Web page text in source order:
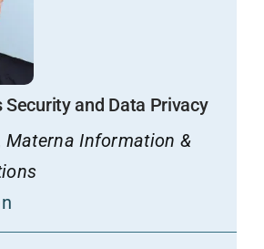
Security and Data Privacy
Materna Information &